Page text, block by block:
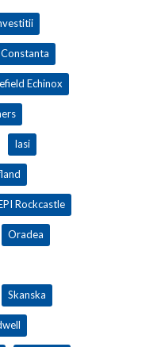
Constanta
Echinox
Iasi
Rockcastle
Oradea
Skanska